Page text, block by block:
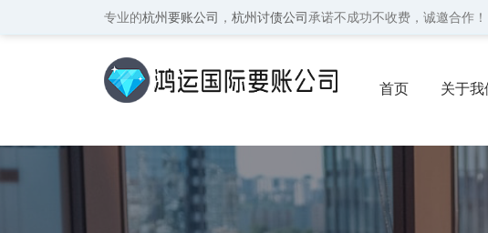
专业的杭州要账公司 ， 杭州讨债公司 承诺不成功不收费，诚邀合作！
首页 关于我
保密协议 委